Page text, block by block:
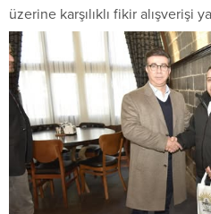
üzerine karşılıklı fikir alışverişi